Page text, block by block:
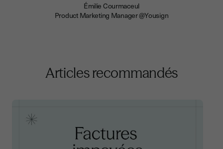
Émilie Courmaceul
Product Marketing Manager @Yousign
Articles recommandés